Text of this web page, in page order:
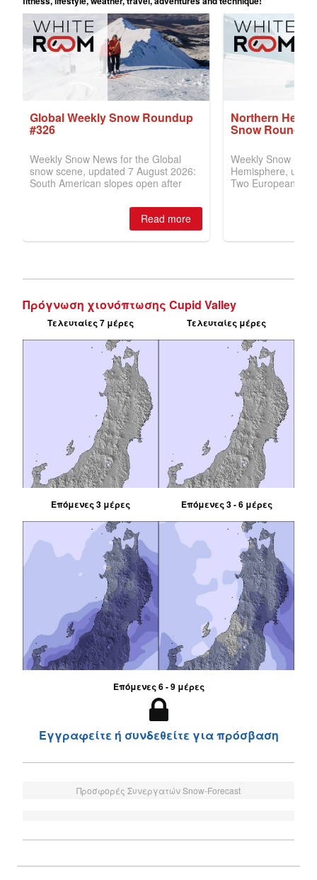
Πρόγνωση χιονόπτωσης Cupid Valley
Τελευταίες 7 μέρες Τελευταίες μέρες
Επόμενες 3 μέρες Επόμενες 3 - 6 μέρες
Επόμενες 6 - 9 μέρες
Εγγραφείτε ή συνδεθείτε για πρόσβαση
Προσφορές Συνεργατών Snow-Forecast